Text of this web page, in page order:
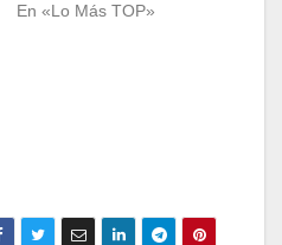
En «Lo Más TOP»